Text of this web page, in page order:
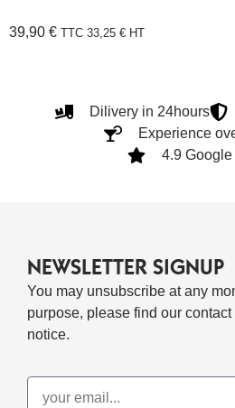
39,90 € TTC 33,25 € HT
Dilivery in 24hours
Experience
4.9
NEWSLETTER SIGNUP
You may unsubscribe at any
purpose, please find our contact
notice.